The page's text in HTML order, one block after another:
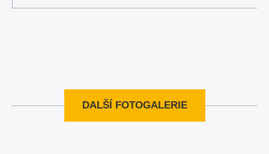
DALŠÍ FOTOGALERIE